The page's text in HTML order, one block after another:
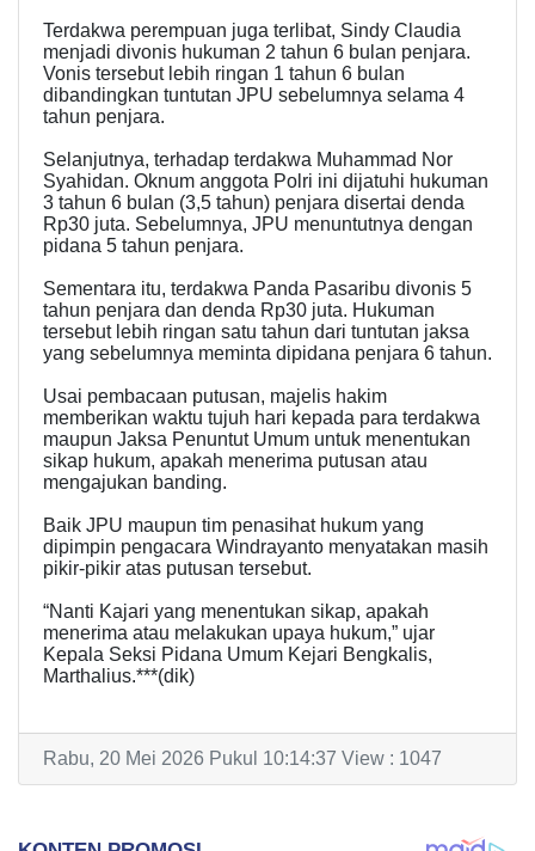
Terdakwa perempuan juga terlibat, Sindy Claudia
menjadi divonis hukuman 2 tahun 6 bulan penjara.
Vonis tersebut lebih ringan 1 tahun 6 bulan
dibandingkan tuntutan JPU sebelumnya selama 4
tahun penjara.
Selanjutnya, terhadap terdakwa Muhammad Nor
Syahidan. Oknum anggota Polri ini dijatuhi hukuman
3 tahun 6 bulan (3,5 tahun) penjara disertai denda
Rp30 juta. Sebelumnya, JPU menuntutnya dengan
pidana 5 tahun penjara.
Sementara itu, terdakwa Panda Pasaribu divonis 5
tahun penjara dan denda Rp30 juta. Hukuman
tersebut lebih ringan satu tahun dari tuntutan jaksa
yang sebelumnya meminta dipidana penjara 6 tahun.
Usai pembacaan putusan, majelis hakim
memberikan waktu tujuh hari kepada para terdakwa
maupun Jaksa Penuntut Umum untuk menentukan
sikap hukum, apakah menerima putusan atau
mengajukan banding.
Baik JPU maupun tim penasihat hukum yang
dipimpin pengacara Windrayanto menyatakan masih
pikir-pikir atas putusan tersebut.
“Nanti Kajari yang menentukan sikap, apakah
menerima atau melakukan upaya hukum,” ujar
Kepala Seksi Pidana Umum Kejari Bengkalis,
Marthalius.***(dik)
Rabu, 20 Mei 2026 Pukul 10:14:37 View : 1047